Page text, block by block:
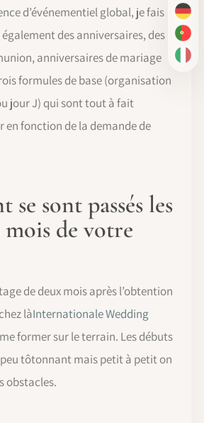
DE
PT-
IT
d’événementiel global, je fais
des anniversaires, des
anniversaires de mariage
formules de base (organisation
jour J) qui sont tout à fait
en fonction de la demande de
se sont passés les
de votre
de deux mois après l’obtention
làInternationale Wedding
former sur le terrain. Les débuts
tôtonnant mais petit à petit on
obstacles.